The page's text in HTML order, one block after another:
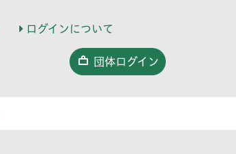
ログインについて
団体ログイン